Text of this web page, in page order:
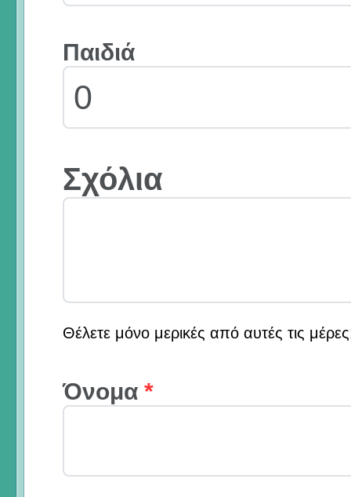
Παιδιά
Σχόλια
Θέλετε μόνο μερικές από αυτές τις
Όνομα *